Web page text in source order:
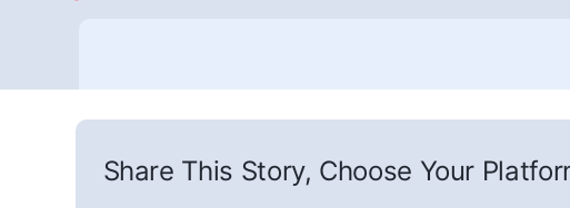
Share This Story, Choose Your